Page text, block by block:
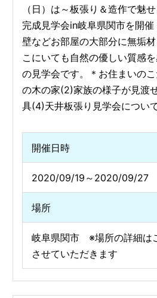
（日）は～板張り＆造作で魅
完成見学会in岐阜県関市を開催
壁などお部屋の大部分に無垢
こにいても自然の優しい質感
の見学会です。＊お住まいの
の木の家(2)家族の様子が見渡
具(4)天井板張り見学会につい
開催日時
2020/09/19～2020/09/27
場所
岐阜県関市 ※場所の詳細は
させていただきます